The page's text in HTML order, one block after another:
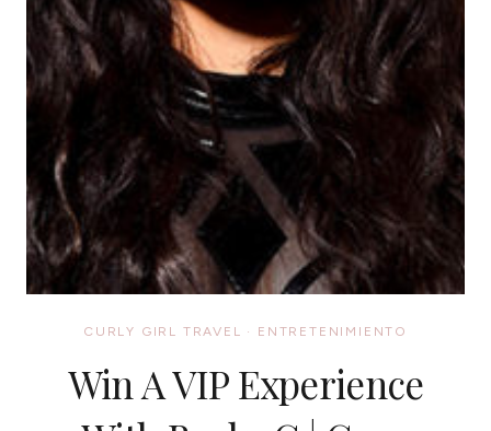
CURLY GIRL TRAVEL · ENTRETENIMIENTO
Win A VIP Experience